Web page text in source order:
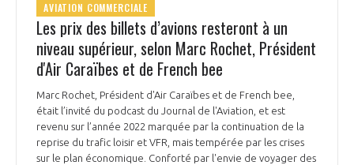
AVIATION COMMERCIALE
Les prix des billets d’avions resteront à un
niveau supérieur, selon Marc Rochet, Président
d'Air Caraïbes et de French bee
Marc Rochet, Président d'Air Caraïbes et de French bee,
était l’invité du podcast du Journal de l'Aviation, et est
revenu sur l’année 2022 marquée par la continuation de la
reprise du trafic loisir et VFR, mais tempérée par les crises
sur le plan économique. Conforté par l'envie de voyager des